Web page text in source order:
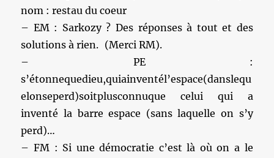
nom : restau du coeur
– EM : Sarkozy ? Des réponses à tout et des
solutions à rien. (Merci RM).
– PE :
s’étonnequedieu,quiainventél’espace(danslequ
elonseperd)soitplusconnuque celui qui a
inventé la barre espace (sans laquelle on s’y
perd)…
– FM : Si une démocratie c’est là où on a le